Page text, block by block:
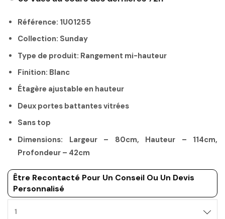
Référence: 1U01255
Collection: Sunday
Type de produit: Rangement mi-hauteur
Finition: Blanc
Étagère ajustable en hauteur
Deux portes battantes vitrées
Sans top
Dimensions: Largeur – 80cm, Hauteur – 114cm,
Profondeur – 42cm
Être Recontacté Pour Un Conseil Ou Un Devis
Personnalisé